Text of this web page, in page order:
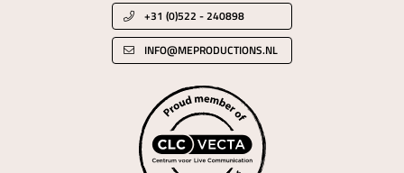
+31 (0)522 - 240898
INFO@MEPRODUCTIONS.NL